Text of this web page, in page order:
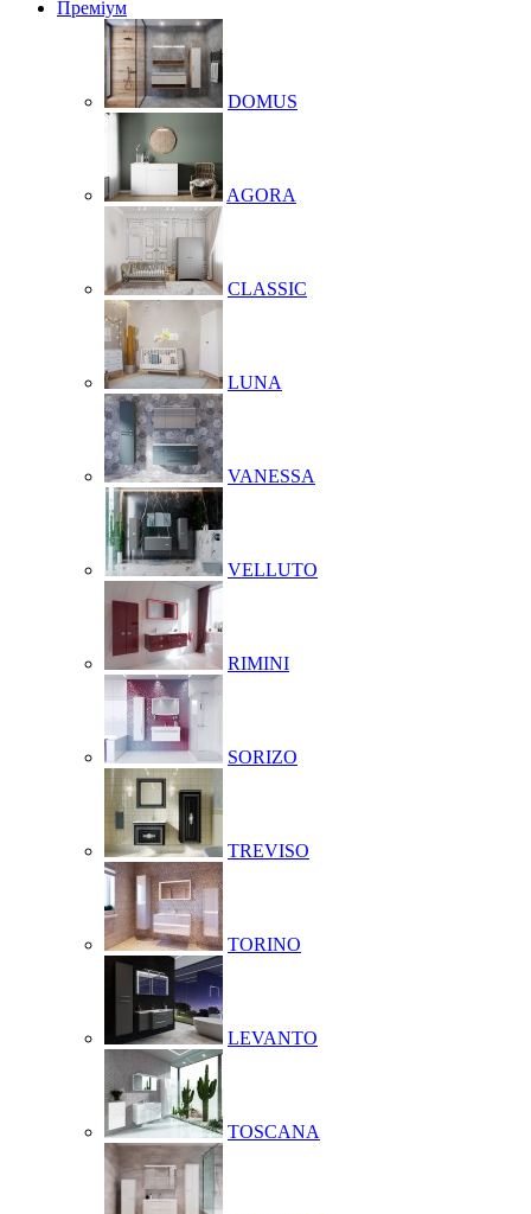
Преміум
DOMUS
AGORA
CLASSIC
LUNA
VANESSA
VELLUTO
RIMINI
SORIZO
TREVISO
TORINO
LEVANTO
TOSCANA